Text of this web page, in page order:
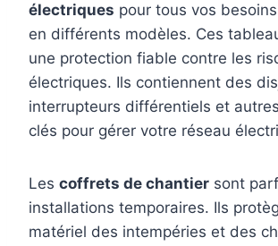
électriques pour tous vos
en différents modèles. Ces
une protection fiable contre les
électriques. Ils contiennent des
interrupteurs différentiels et
clés pour gérer votre réseau
Les coffrets de chantier sont
installations temporaires. Ils
matériel des intempéries et des